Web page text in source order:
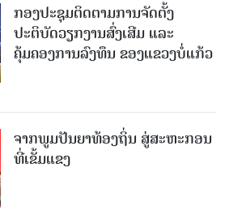
ກອງປະຊຸມຕິດຕາມການຈັດຕັ້ງ
ປະຕິບັດວຽກງານສົ່ງເສີມ ແລະ
ຄຸ້ມຄອງການລົງທຶນ ຂອງແຂວງບໍ່ແກ້ວ
ຈາກພູມປັນຍາທ້ອງຖິ່ນ ສູ່ສະຫະກອນ
ທີ່ເຂັ້ມແຂງ